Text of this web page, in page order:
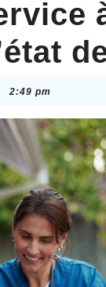
2:49 pm